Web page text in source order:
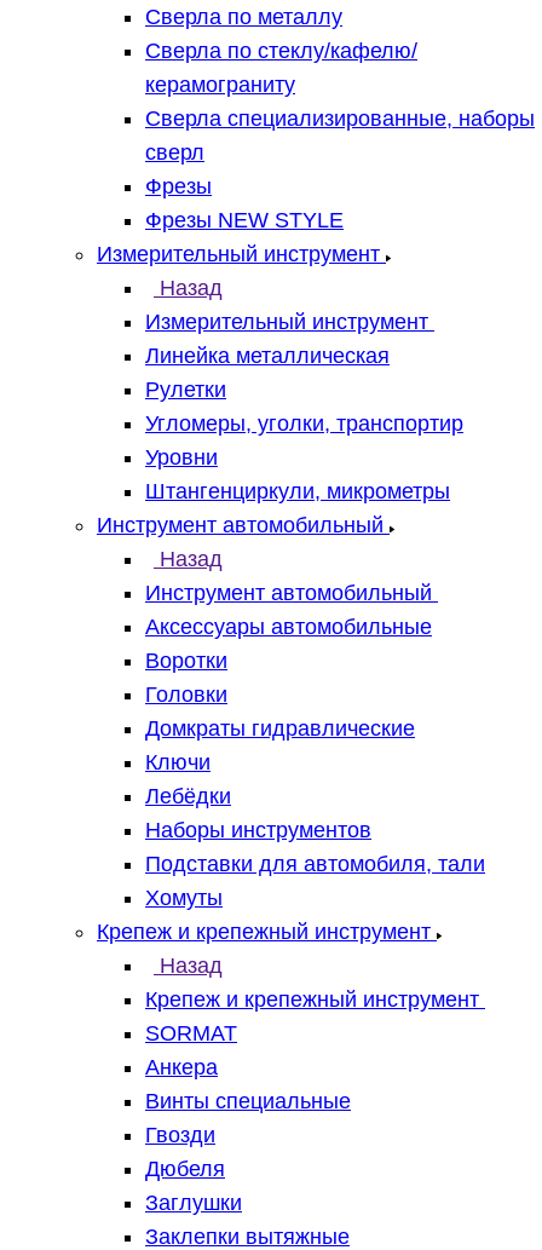
Сверла по металлу
Сверла по стеклу/кафелю/
керамограниту
Сверла специализированные, наборы
сверл
Фрезы
Фрезы NEW STYLE
Измерительный инструмент
Назад
Измерительный инструмент
Линейка металлическая
Рулетки
Угломеры, уголки, транспортир
Уровни
Штангенциркули, микрометры
Инструмент автомобильный
Назад
Инструмент автомобильный
Аксессуары автомобильные
Воротки
Головки
Домкраты гидравлические
Ключи
Лебёдки
Наборы инструментов
Подставки для автомобиля, тали
Хомуты
Крепеж и крепежный инструмент
Назад
Крепеж и крепежный инструмент
SORMAT
Анкера
Винты специальные
Гвозди
Дюбеля
Заглушки
Заклепки вытяжные